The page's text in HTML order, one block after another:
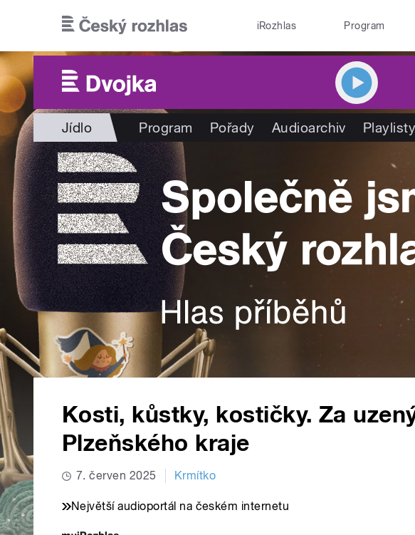
iRozhlas Program
Jídlo Program Pořady Audioarchiv Playlisty
Kosti, kůstky, kostičky. Za
Plzeňského kraje
7. červen 2025 Krmítko
Největší audioportál na českém internetu